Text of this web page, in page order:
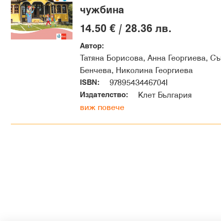
чужбина
14.50 € / 28.36 лв.
Автор:
Татяна Борисова, Анна Георгиева,
Бенчева, Николина Георгиева
ISBN: 9789543446704I
Издателство:
Клет България
виж повече